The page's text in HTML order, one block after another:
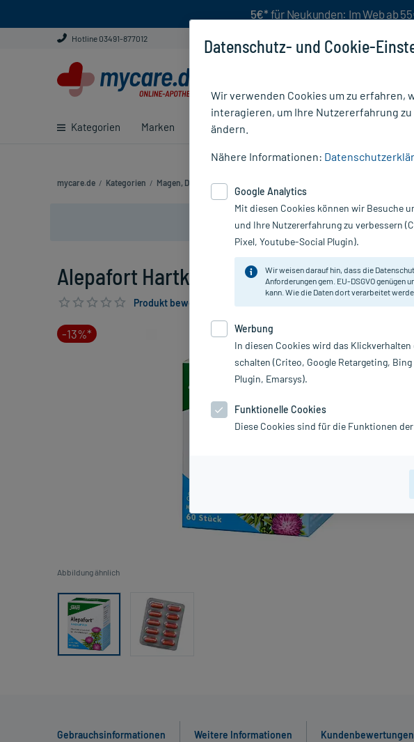
5€* für Neukunden: Im Web ab
Hotline 03491-877012
Kategorien Marken Ratgeber
mycare.de / Kategorien / Magen, Darm & Verdauung
Nur für kurze Zeit:
Alepafort Hartkapseln, 60 St
Produkt bewerten & PlusHerzen sichern
-13%*
Abbildung ähnlich
Gebrauchsinformationen Weitere Informationen Kundenbewertungen
Datenschutz- und Cookie-
Wir verwenden Cookies um zu erfahren,
interagieren, um Ihre Nutzererfahrung
ändern.
Nähere Informationen:
Google Analytics
Mit diesen Cookies können wir Besuche
und Ihre Nutzererfahrung zu verbessern
Pixel, Youtube-Social Plugin).
Wir weisen darauf hin, dass die
Anforderungen gem. EU-DSGVO
kann. Wie die Daten dort verarbeitet
Werbung
In diesen Cookies wird das
schalten (Criteo, Google Retargeting,
Plugin, Emarsys).
Funktionelle Cookies
Diese Cookies sind für die Funktionen